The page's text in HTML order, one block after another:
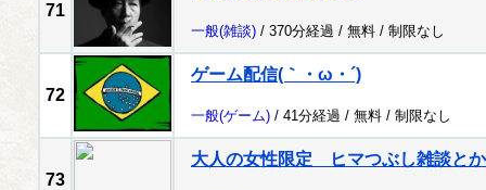
71
一般(雑談) / 370分経過 / 無料 / 制限なし
72
ゲーム配信(｀・ω・´)
一般(ゲーム) / 41分経過 / 無料 / 制限なし
73
大人の女性限定 ヒマつぶし雑談と